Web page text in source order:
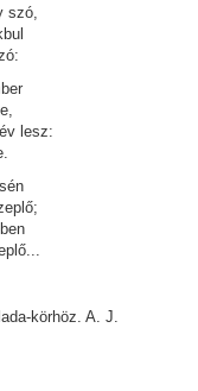
szó,
lesz:
körhöz. A. J.